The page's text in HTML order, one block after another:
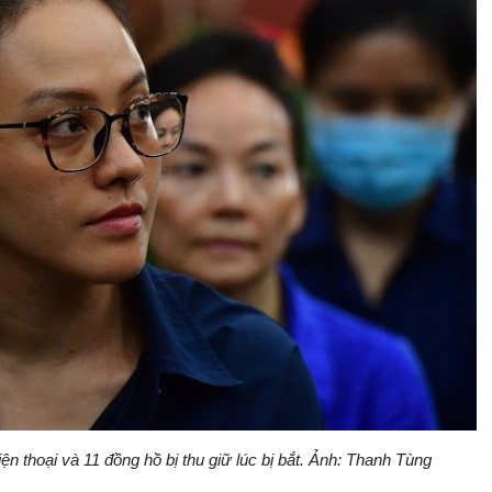
thoại và 11 đồng hồ bị thu giữ lúc bị bắt. Ảnh: Thanh Tùng